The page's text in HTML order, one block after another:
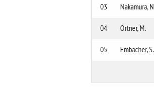
03 Nakamura,
04 Ortner, M.
05 Embacher, S.